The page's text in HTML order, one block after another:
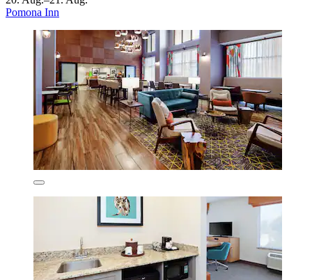
Pomona Inn